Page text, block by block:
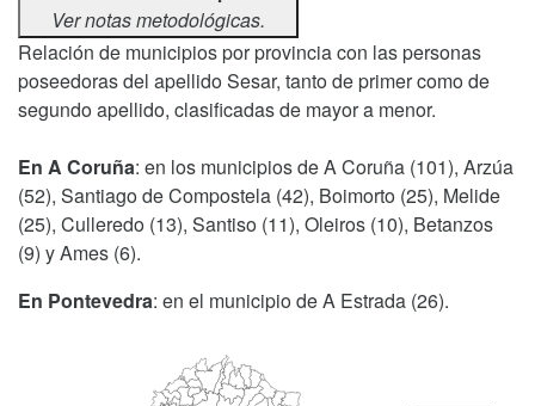
Ver notas metodológicas.
Relación de municipios por provincia con las personas
poseedoras del apellido Sesar, tanto de primer como de
segundo apellido, clasificadas de mayor a menor.
En A Coruña: en los municipios de A Coruña (101), Arzúa
(52), Santiago de Compostela (42), Boimorto (25), Melide
(25), Culleredo (13), Santiso (11), Oleiros (10), Betanzos
(9) y Ames (6).
En Pontevedra: en el municipio de A Estrada (26).